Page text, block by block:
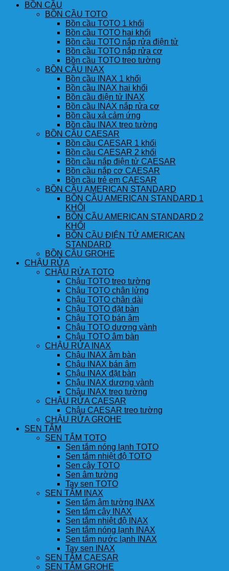
BỒN CẦU
BỒN CẦU TOTO
Bồn cầu TOTO 1 khối
Bồn cầu TOTO hai khối
Bồn cầu TOTO nắp rửa điện tử
Bồn cầu TOTO nắp rửa cơ
Bồn cầu TOTO treo tường
BỒN CẦU INAX
Bồn cầu INAX 1 khối
Bồn cầu INAX hai khối
Bồn cầu điện tử INAX
Bồn cầu INAX nắp rửa cơ
Bồn cầu xả cảm ứng
Bồn cầu INAX treo tường
BỒN CẦU CAESAR
Bồn cầu CAESAR 1 khối
Bồn cầu CAESAR 2 khối
Bồn cầu nắp điện tử CAESAR
Bồn cầu nắp cơ CAESAR
Bồn cầu trẻ em CAESAR
BỒN CẦU AMERICAN STANDARD
BỒN CẦU AMERICAN STANDARD 1
KHỐI
BỒN CẦU AMERICAN STANDARD 2
KHỐI
BỒN CẦU ĐIỆN TỬ AMERICAN
STANDARD
BỒN CẦU GROHE
CHẬU RỬA
CHẬU RỬA TOTO
Chậu TOTO treo tường
Chậu TOTO chân lửng
Chậu TOTO chân dài
Chậu TOTO đặt bàn
Chậu TOTO bán âm
Chậu TOTO dương vành
Chậu TOTO âm bàn
CHẬU RỬA INAX
Chậu INAX âm bàn
Chậu INAX bán âm
Chậu INAX đặt bàn
Chậu INAX dương vành
Chậu INAX treo tường
CHẬU RỬA CAESAR
Chậu CAESAR treo tường
CHẬU RỬA GROHE
SEN TẮM
SEN TẮM TOTO
Sen tắm nóng lạnh TOTO
Sen tắm nhiệt độ TOTO
Sen cây TOTO
Sen âm tường
Tay sen TOTO
SEN TẮM INAX
Sen tắm âm tường INAX
Sen tắm cây INAX
Sen tắm nhiệt độ INAX
Sen tắm nóng lạnh INAX
Sen tắm nước lạnh INAX
Tay sen INAX
SEN TẮM CAESAR
SEN TẮM GROHE